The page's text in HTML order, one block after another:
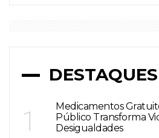
DESTAQUES
1
Medicamentos
Público Transforma
Desigualdades